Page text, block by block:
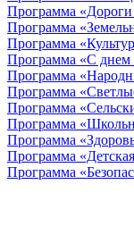
Программа «Дороги
Программа
Программа
Программа «С
Программа
Программа
Программа
Программа
Программа
Программа
Программа